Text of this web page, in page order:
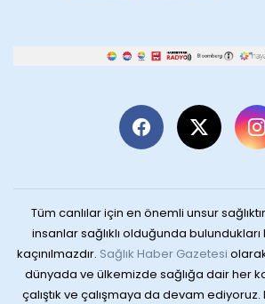
Tüm canlılar için en önemli unsur
insanlar sağlıklı olduğunda
kaçınılmazdır. Sağlık Haber Gazetesi
dünyada ve ülkemizde sağlığa dair her
çalıştık ve çalışmaya da devam